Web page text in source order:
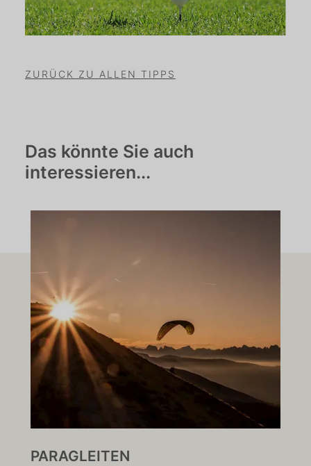
ZURÜCK ZU ALLEN TIPPS
Das könnte Sie auch
interessieren...
PARAGLEITEN